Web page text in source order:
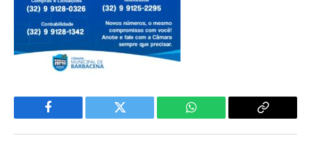
Facebook Twitter WhatsApp
Copiar